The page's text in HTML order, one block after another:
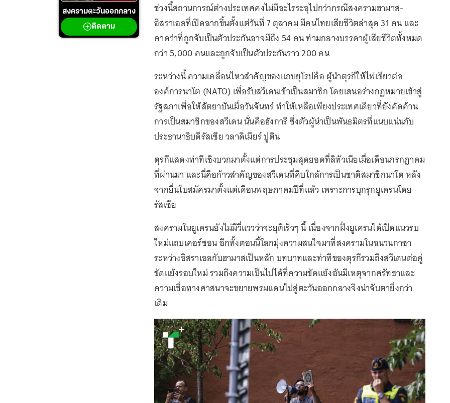
สงครามตะวันออกกลาง
ติดตาม
ช่วงนี้สถานการณ์ต่างประเทศคงไม่มีอะไรระอุไปกว่ากรณีสงครามฮามาส-
อิสราเอลที่เปิดฉากขึ้นตั้งแต่วันที่ 7 ตุลาคม มีคนไทยเสียชีวิตล่าสุด 31 คน และ
คาดว่าที่ถูกจับเป็นตัวประกันอาจมีถึง 54 คน ท่ามกลางบรรดาผู้เสียชีวิตทั้งหมด
กว่า 5,000 คนและถูกจับเป็นตัวประกันราว 200 คน
ระหว่างนี้ ความเคลื่อนไหวสำคัญของแถบยุโรปคือ ผู้นำตุรกีให้ไฟเขียวต่อ
องค์การนาโต (NATO) เพื่อรับสวีเดนเข้าเป็นสมาชิก โดยเสนอร่างกฎหมายเข้าสู่
รัฐสภาเพื่อให้สัตยาบันเมื่อวันจันทร์ ทำให้เหลือเพียงประเทศเดียวที่ยังคัดค้าน
การเป็นสมาชิกของสวีเดน นั่นคือฮังการี ซึ่งตัวผู้นำเป็นพันธมิตรที่แนบแน่นกับ
ประธานาธิบดีรัสเซีย วลาดิเมียร์ ปูติน
ตุรกีแสดงท่าทีเชิงบวกมาตั้งแต่การประชุมสุดยอดที่ลิทัวเนียเมื่อเดือนกรกฎาคม
ที่ผ่านมา และนี่คือก้าวสำคัญของสวีเดนที่คืบใกล้การเป็นชาติสมาชิกนาโต หลัง
จากยื่นใบสมัครมาตั้งแต่เดือนพฤษภาคมปีที่แล้ว เพราะการบุกรุกยูเครนโดย
รัสเซีย
สงครามในยูเครนยังไม่มีวี่แววว่าจะยุติเร็วๆ นี้ เนื่องจากฝั่งยูเครนได้เปิดแนวรบ
ใหม่แถบเคอร์ซอน อีกทั้งตอนนี้โลกมุ่งความสนใจมาที่สงครามในฉนวนกาซา
ระหว่างอิสราเอลกับฮามาสเป็นหลัก บทบาทและท่าทีของตุรกีรวมถึงสวีเดนต่อคู่
ขัดแย้งรอบใหม่ รวมถึงความเป็นไปได้ที่ความขัดแย้งอันมีเหตุจากศรัทธาและ
ความเชื่อทางศาสนาจะขยายพรมแดนไปสู่ตะวันออกกลางจึงน่าจับตายิ่งกว่า
เดิม